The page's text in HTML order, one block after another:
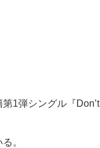
1弾シングル『Don’t
。